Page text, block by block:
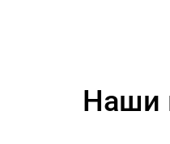
Наши